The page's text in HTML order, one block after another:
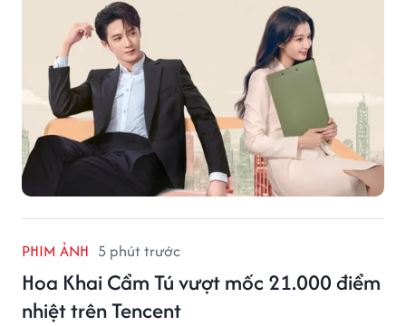
PHIM ẢNH 5 phút trước
Hoa Khai Cẩm Tú vượt mốc 21.000 điểm
nhiệt trên Tencent